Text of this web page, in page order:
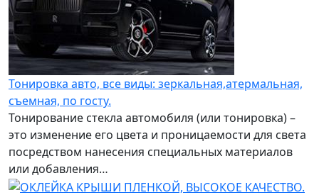
Тонировка авто, все виды: зеркальная,атермальная,
съемная, по госту.
Тонирование стекла автомобиля (или тонировка) –
это изменение его цвета и проницаемости для света
посредством нанесения специальных материалов
или добавления…